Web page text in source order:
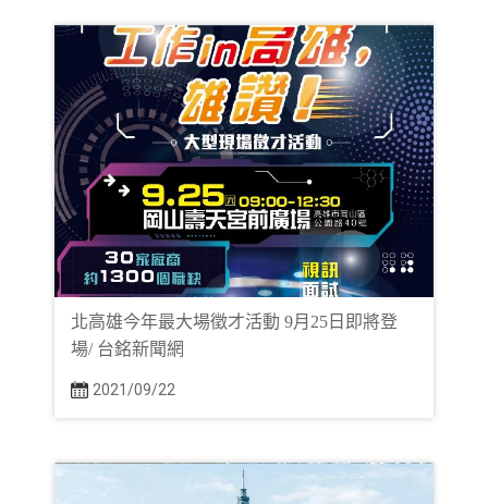
北高雄今年最大場徵才活動 9月25日即將登
場/ 台銘新聞網
2021/09/22